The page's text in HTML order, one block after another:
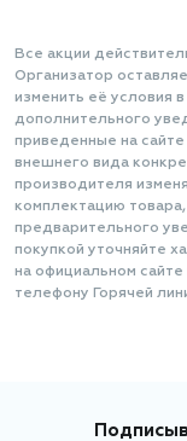
Все акции
Организатор
изменить её условия
дополнительного
приведенные на
внешнего вида
производителя
комплектацию
предварительного
покупкой уточняйте
на официальном сайте
телефону Горячей